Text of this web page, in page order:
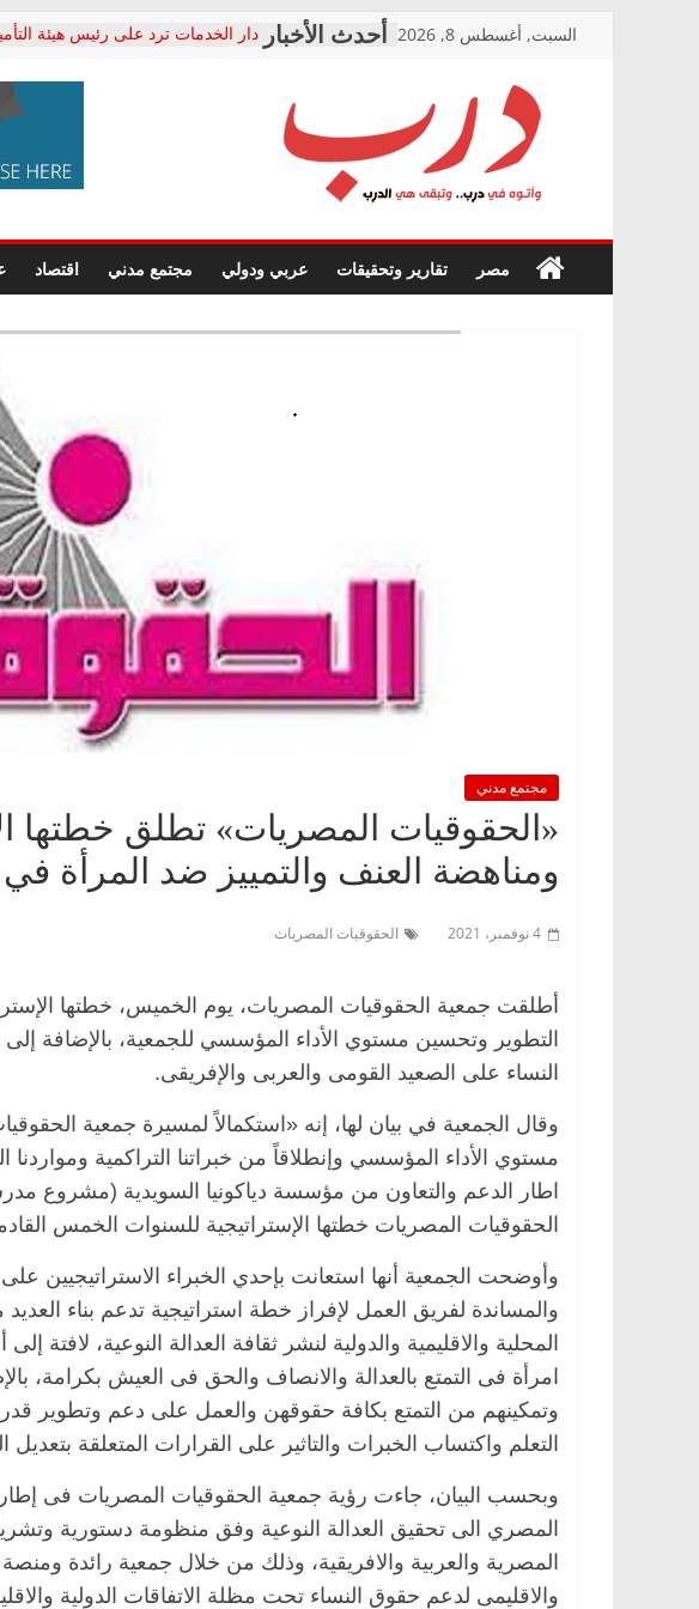
السبت, أغسطس 8, 2026
دار الخدمات ترد على رئيس هيئة
معاناة أصحاب المعاشات.. ونطالب
فرحات سليمان يكتب: القطاع الصحي
حزب التحالف الشعبي يطلق لجنة
صور .. اعتماد الرسومات النهائية
الوزاري لمدينة الصحفيين.. وانتهاء
إنشاء المبنى الإداري
درب
في
درب..
مصر تقارير وتحقيقات عربي ودولي مجتمع مدني اقتصاد
مجتمع مدني
«الحقوقيات المصريات» تطلق خطتها
ومناهضة العنف والتمييز ضد المرأة في
4 نوفمبر، 2021 الحقوقيات المصريات
أطلقت جمعية الحقوقيات المصريات، يوم الخميس، خطتها
التطوير وتحسين مستوي الأداء المؤسسي للجمعية، بالإضافة
النساء على الصعيد القومى والعربى والإفريقى.
وقال الجمعية في بيان لها، إنه «استكمالاً لمسيرة جمعية
مستوي الأداء المؤسسي وإنطلاقاً من خبراتنا التراكمية ومواردنا
اطار الدعم والتعاون من مؤسسة دياكونيا السويدية (مشروع
الحقوقيات المصريات خطتها الإستراتيجية للسنوات الخمس القادمة 2021 –
وأوضحت الجمعية أنها استعانت بإحدي الخبراء الاستراتيجيين
والمساندة لفريق العمل لإفراز خطة استراتيجية تدعم بناء
المحلية والاقليمية والدولية لنشر ثقافة العدالة النوعية، لافتة
امرأة فى التمتع بالعدالة والانصاف والحق فى العيش بكرامة،
وتمكينهم من التمتع بكافة حقوقهن والعمل على دعم وتطوير
التعلم واكتساب الخبرات والتاثير على القرارات المتعلقة بتعديل
وبحسب البيان، جاءت رؤية جمعية الحقوقيات المصريات فى إطار
المصري الى تحقيق العدالة النوعية وفق منظومة دستورية
المصرية والعربية والافريقية، وذلك من خلال جمعية رائدة
والاقليمى لدعم حقوق النساء تحت مظلة الاتفاقات الدولية
الرئيسية
مقعد شاغر
حسين
(بروفايل)
21 فبراير، 2026
الرئيسية مصر ناس وناس
في ذكرى رحيله.. د. نور فرحات فقيه
للحرية (بروفايل)
26 يناير، 2026
خبير اقتصادي